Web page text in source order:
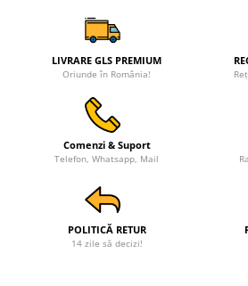
LIVRARE GLS PREMIUM
Oriunde în România!
Comenzi & Suport
Telefon, Whatsapp, Mail
POLITICĂ RETUR
14 zile să decizi!